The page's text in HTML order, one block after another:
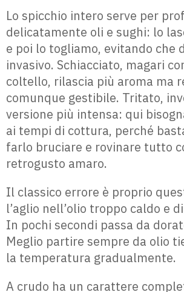
Lo spicchio intero serve per
delicatamente oli e sughi: lo
e poi lo togliamo, evitando che
invasivo. Schiacciato, magari
coltello, rilascia più aroma ma
comunque gestibile. Tritato,
versione più intensa: qui
ai tempi di cottura, perché
farlo bruciare e rovinare tutto
retrogusto amaro.
Il classico errore è proprio
l’aglio nell’olio troppo caldo e
In pochi secondi passa da
Meglio partire sempre da olio
la temperatura gradualmente.
A crudo ha un carattere